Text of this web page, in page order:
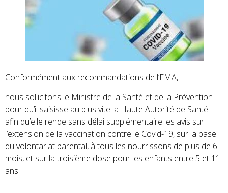
Conformément aux recommandations de l’EMA,
nous sollicitons le Ministre de la Santé et de la Prévention
pour qu’il saisisse au plus vite la Haute Autorité de Santé
afin qu’elle rende sans délai supplémentaire les avis sur
l’extension de la vaccination contre le Covid-19, sur la base
du volontariat parental, à tous les nourrissons de plus de 6
mois, et sur la troisième dose pour les enfants entre 5 et 11
ans.